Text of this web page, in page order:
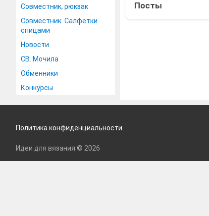
Совместник, рюкзак
Совместник. Салфетки
спицами
Новости
СВ. Мочила
Обменники
Конкурсы
Посты
Политика конфиденциальности
Идеи для вязания © 2026